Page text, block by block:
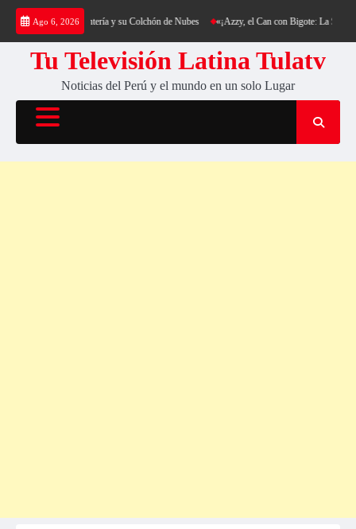
Saltar
contenido
Ago 6, 2026
al Cerro Cantería y su Colchón de Nubes «¡Azzy, el Can con Bigote: La
Tu Televisión Latina Tulatv
Noticias del Perú y el mundo en un solo Lugar